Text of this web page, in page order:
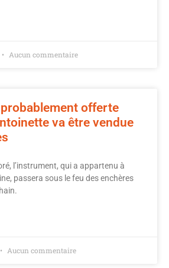
Aucun commentaire
offerte
va être vendue
l’instrument, qui a appartenu à
passera sous le feu des enchères
Aucun commentaire